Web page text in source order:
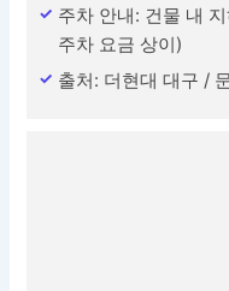
주차 안내: 건물 내
주차 요금 상이)
출처: 더현대 대구 /